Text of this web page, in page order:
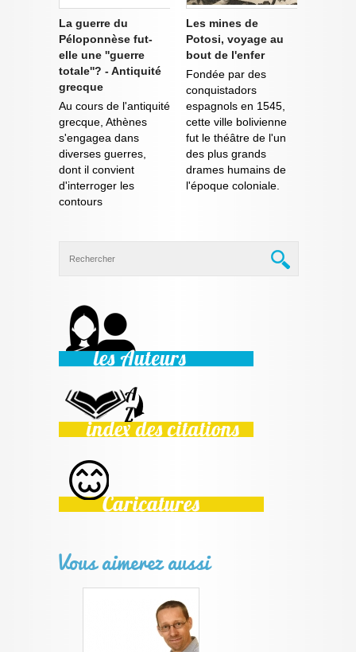
La guerre du
Péloponnèse fut-
elle une ''guerre
totale''? - Antiquité
grecque
Au cours de l'antiquité
grecque, Athènes
s'engagea dans
diverses guerres,
dont il convient
d'interroger les
contours
Les mines de
Potosi, voyage au
bout de l'enfer
Fondée par des
conquistadors
espagnols en 1545,
cette ville bolivienne
fut le théâtre de l'un
des plus grands
drames humains de
l'époque coloniale.
Vous aimerez aussi